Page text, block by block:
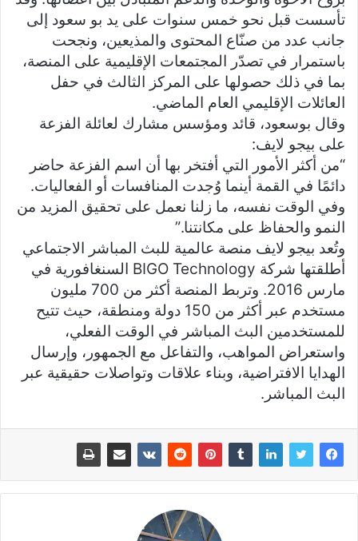
تأسست قبل نحو خمس سنوات على يد بو سعود إلى
جانب عدد من صنّاع المحتوى والمذيعين، ونجحت
باستمرار في تصدّر المجتمعات الإقليمية على المنصة،
بما في ذلك حصولها على المركز الثالث في حفل
العائلات الإقليمي العام الماضي.
وقال بوسعود، قائد ومؤسس مشارك لعائلة الفزعة
على بيجو لايف:
“من أكثر الأمور التي أفتخر بها أن اسم الفزعة حاضر
دائمًا في القمة أينما وُجدت المنافسات أو الفعاليات.
وفي الوقت نفسه، ما زلنا نعمل على تحقيق المزيد من
النمو والحفاظ على مكانتنا.”
وتُعد بيجو لايف منصة عالمية للبث المباشر الاجتماعي
أطلقتها شركة BIGO Technology السنغافورية في
مارس 2016. وتربط المنصة أكثر من 700 مليون
مستخدم عبر أكثر من 150 دولة ومنطقة، حيث تتيح
للمستخدمين البث المباشر في الوقت الفعلي،
واستعراض المواهب، والتفاعل مع الجمهور، وإرسال
الهدايا الافتراضية، وبناء علاقات وتواصلات حقيقية عبر
البث المباشر.